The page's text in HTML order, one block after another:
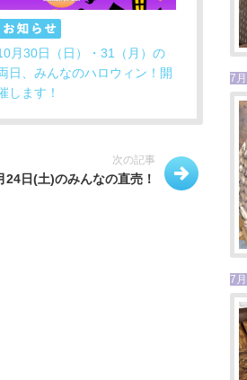
月30日（日）・31（月）の
日、みんなのハロウィン！開
します！
次の記事
24日(土)のみんなの直売！
7
7